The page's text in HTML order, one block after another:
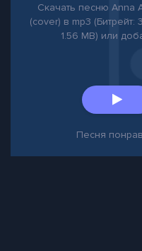
Скачать песню Anna
(cover) в mp3 (Битрейт:
1.56 MB) или
Песня